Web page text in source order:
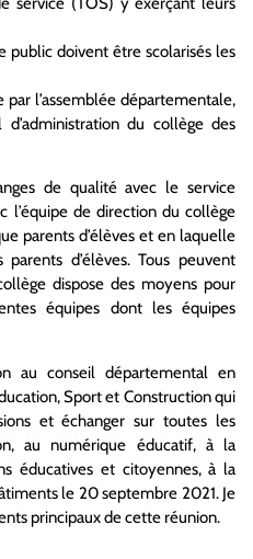
public doivent être scolarisés les
par l’assemblée départementale,
du collège des
de qualité avec le service
l’équipe de direction du collège
parents d’élèves et en laquelle
d’élèves. Tous peuvent
dispose des moyens pour
équipes dont les équipes
au conseil départemental en
Sport et Construction qui
et échanger sur toutes les
au numérique éducatif, à la
éducatives et citoyennes, à la
le 20 septembre 2021. Je
principaux de cette réunion.